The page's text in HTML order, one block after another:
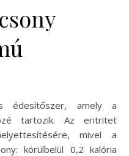
édesítőszer, amely a
tartozik. Az eritritet
mivel a
körülbelül 0,2 kalória